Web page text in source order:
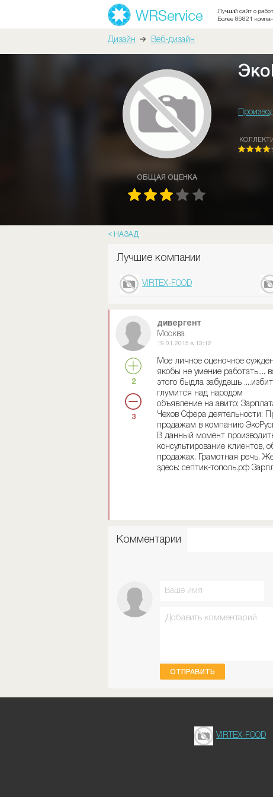
Лучший сайт о
Более 86821
Дизайн Веб-дизайн
ОБЩАЯ ОЦЕНКА
НАЗАД
Лучшие компании
VIRTEX-FOOD
2
3
дивергент
Москва
19.01.2015 в 13:12
Мое личное оценочное
якобы не умение работать....
этого быдла забудешь
глумится над народом
объявление на авито:
Чехов Сфера деятельности:
продажам в компанию
В данный момент
консультирование клиентов,
продажах. Грамотная речь.
здесь: септик-тополь.рф
Комментарии
ОТПРАВИТЬ
VIRTEX-FOOD